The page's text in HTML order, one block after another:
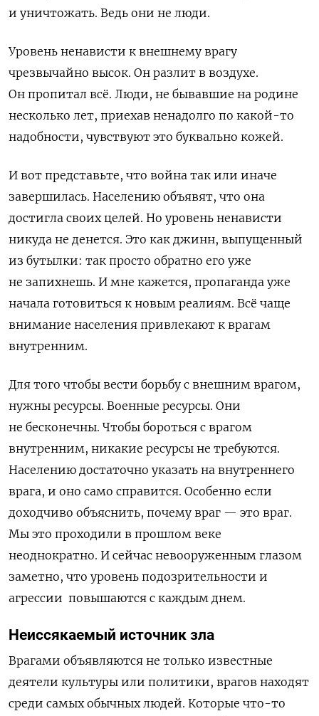
и уничтожать. Ведь они не люди.
Уровень ненависти к внешнему врагу
чрезвычайно высок. Он разлит в воздухе.
Он пропитал всё. Люди, не бывавшие на родине
несколько лет, приехав ненадолго по какой-то
надобности, чувствуют это буквально кожей.
И вот представьте, что война так или иначе
завершилась. Населению объявят, что она
достигла своих целей. Но уровень ненависти
никуда не денется. Это как джинн, выпущенный
из бутылки: так просто обратно его уже
не запихнешь. И мне кажется, пропаганда уже
начала готовиться к новым реалиям. Всё чаще
внимание населения привлекают к врагам
внутренним.
Для того чтобы вести борьбу с внешним врагом,
нужны ресурсы. Военные ресурсы. Они
не бесконечны. Чтобы бороться с врагом
внутренним, никакие ресурсы не требуются.
Населению достаточно указать на внутреннего
врага, и оно само справится. Особенно если
доходчиво объяснить, почему враг — это враг.
Мы это проходили в прошлом веке
неоднократно. И сейчас невооруженным глазом
заметно, что уровень подозрительности и
агрессии повышаются с каждым днем.
Неиссякаемый источник зла
Врагами объявляются не только известные
деятели культуры или политики, врагов находят
среди самых обычных людей. Которые что-то